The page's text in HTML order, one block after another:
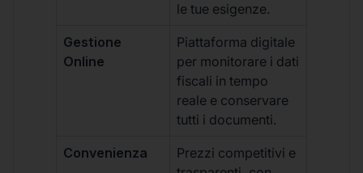
le tue esigenze.
Gestione
Online
Piattaforma digitale
per monitorare i dati
fiscali in tempo
reale e conservare
tutti i documenti.
Convenienza
Prezzi competitivi e